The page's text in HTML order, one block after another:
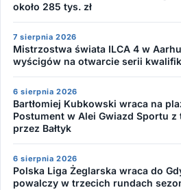
około 285 tys. zł
7 sierpnia 2026
Mistrzostwa świata ILCA 4 w
wyścigów na otwarcie serii
6 sierpnia 2026
Bartłomiej Kubkowski wraca na
Postument w Alei Gwiazd Sportu
przez Bałtyk
6 sierpnia 2026
Polska Liga Żeglarska wraca do
powalczy w trzecich rundach